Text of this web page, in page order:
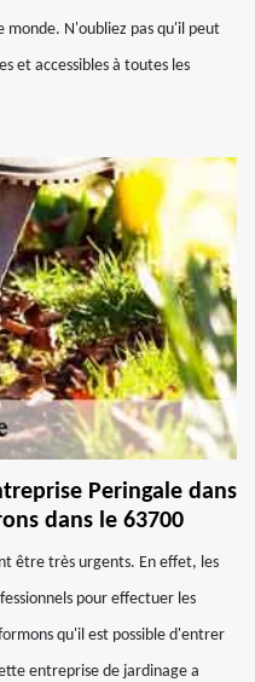
monde. N'oubliez pas qu'il peut
et accessibles à toutes les
Peringale dans
dans le 63700
être très urgents. En effet, les
pour effectuer les
qu'il est possible d'entrer
entreprise de jardinage a